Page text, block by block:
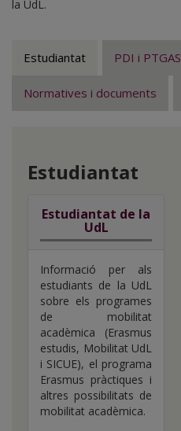
la UdL.
Estudiantat PDI i PTGAS
Normatives i documents
Estudiantat
Estudiantat de la
UdL
Informació per als
estudiants de la UdL
sobre els programes
de mobilitat
acadèmica (Erasmus
estudis, Mobilitat UdL
i SICUE), el programa
Erasmus pràctiques i
altres possibilitats de
mobilitat acadèmica.